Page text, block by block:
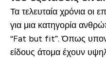
Τα τελευταία χρόνια οι
για μια κατηγορία
“Fat but fit”. Όπως
είδους άτομα έχουν